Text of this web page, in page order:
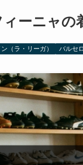
ーニャの
（ラ・リーガ） バルセ